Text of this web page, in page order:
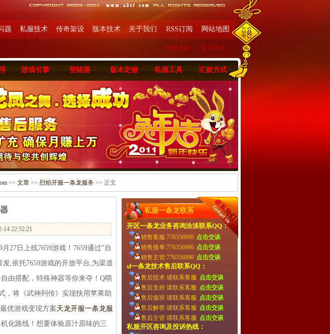
题 私服技术 传奇架设 版本技术 关于我们 RSS订阅 网站地图
收藏本站 设为首页
游戏引擎 登陆器 版本定做 私服工具 汇款方式
>> 文章 >> 烈焰开服一条龙服务 >> 正文
14 22:52:21
日上线7659游戏！7659通过"自
,依托7659游戏的开放平台,为渠道
由搭配，特殊神器等你来夺！Q萌
，将《武神列传》实现快用苹果助
优游戏变现方案天龙开服一条龙服
化路线！想要体验原汁原味的三
私服一条龙联系
开区一条龙业务咨询洽淡联系QQ：
销售客服:776356990 点击交谈
销售接单:776356990 点击交谈
销售主管:776356990 点击交谈
sf一条龙技术售后联系QQ：
售后技术:请联系客服 点击交谈
售后支持:请联系客服 点击交谈
售后值班:请联系客服 点击交谈
售后解答:请联系客服 点击交谈
售后主管:请联系客服 点击交谈
私服开区咨询及投诉热线：